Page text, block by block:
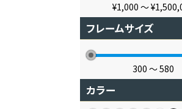
¥1,000 〜
フレームサイズ
300 〜580
カラー